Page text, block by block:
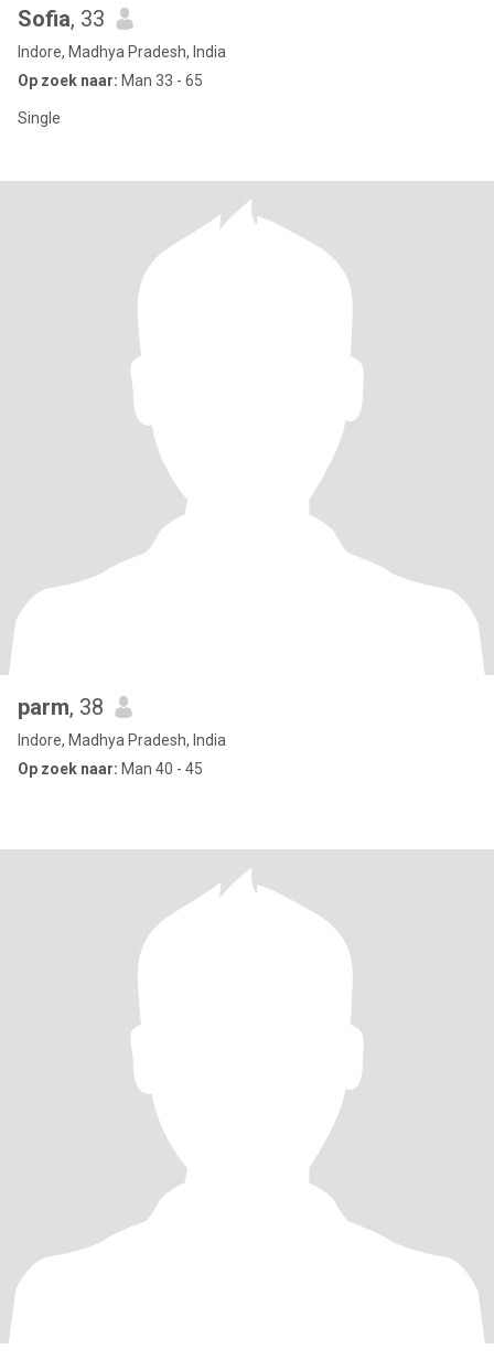
Sofia, 33
Indore, Madhya Pradesh, India
Op zoek naar: Man 33 - 65
Single
parm, 38
Indore, Madhya Pradesh, India
Op zoek naar: Man 40 - 45